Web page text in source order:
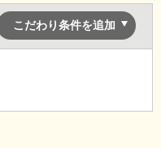
こだわり条件を追加